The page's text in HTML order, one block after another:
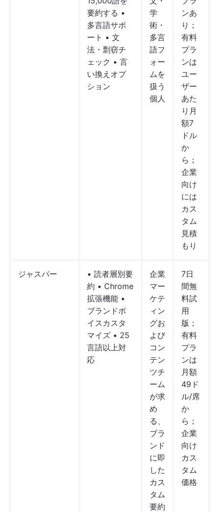
要約する •
多言語サポ
ート • 文
法・剽窃チ
ェック • 言
い換えオプ
ション
学
術・
多言
語フ
ォー
ムを
扱う
個人
ンあ
り；
有料
プラ
ンは
ユー
ザー
あた
り月
額7
ドル
か
ら；
企業
向け
には
カス
タム
見積
もり
ジャスパー
• 読者層別要
約 • Chrome
拡張機能 •
ブランドボ
イスカスタ
マイズ • 25
言語以上対
応
企業
マー
ケテ
ィン
グお
よび
コン
テン
ツチ
ーム
が求
め
る、
ブラ
ンド
に即
した
カス
タム
要約
7日
間無
料試
用
版；
有料
プラ
ンは
月額
49ド
ル/席
か
ら；
企業
向け
カス
タム
価格